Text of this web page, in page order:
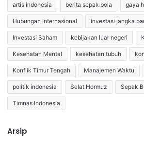
artis indonesia berita sepak bola gaya
Hubungan Internasional investasi jangka
Investasi Saham kebijakan luar negeri
Kesehatan Mental kesehatan tubuh
Konflik Timur Tengah Manajemen Waktu
politik indonesia Selat Hormuz Sepak
Timnas Indonesia
Arsip